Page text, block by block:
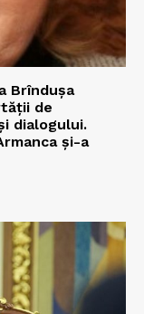
Brîndușa
de
dialogului.
și-a